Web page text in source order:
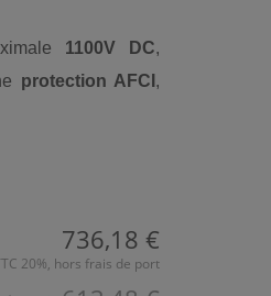
1100V DC,
protection AFCI ,
736,18 €
20%, hors frais de port